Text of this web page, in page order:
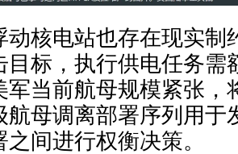
动核电站也存在现实制
目标，执行供电任务需
军当前航母规模紧张，
航母调离部署序列用于
间进行权衡决策。